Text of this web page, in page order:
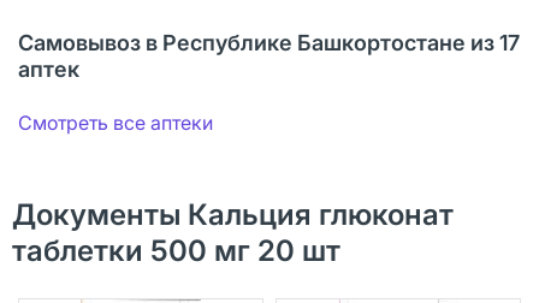
Самовывоз в Республике Башкортостане из 17
аптек
Смотреть все аптеки
Документы Кальция глюконат
таблетки 500 мг 20 шт